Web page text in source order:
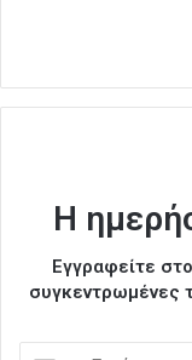
Η
Εγγραφείτε
συγκεντρωμένες